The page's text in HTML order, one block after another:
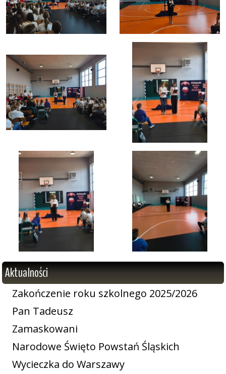
Aktualności
Zakończenie roku szkolnego 2025/2026
Pan Tadeusz
Zamaskowani
Narodowe Święto Powstań Śląskich
Wycieczka do Warszawy